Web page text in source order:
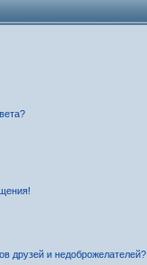
друзей и недоброжелателей?